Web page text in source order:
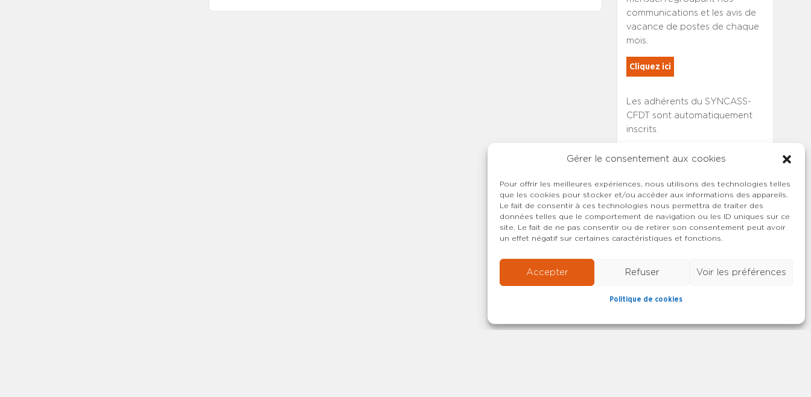
Gérer le consentement aux cookies
Pour offrir les meilleures expériences, nous utilisons des technologies telles
que les cookies pour stocker et/ou accéder aux informations des appareils.
Le fait de consentir à ces technologies nous permettra de traiter des
données telles que le comportement de navigation ou les ID uniques sur ce
site. Le fait de ne pas consentir ou de retirer son consentement peut avoir
un effet négatif sur certaines caractéristiques et fonctions.
Accepter Refuser Voir les préférences
Politique de cookies
communications et les avis de
vacance de postes de chaque
mois.
Cliquez ici
Les adhérents du SYNCASS-
CFDT sont automatiquement
inscrits.